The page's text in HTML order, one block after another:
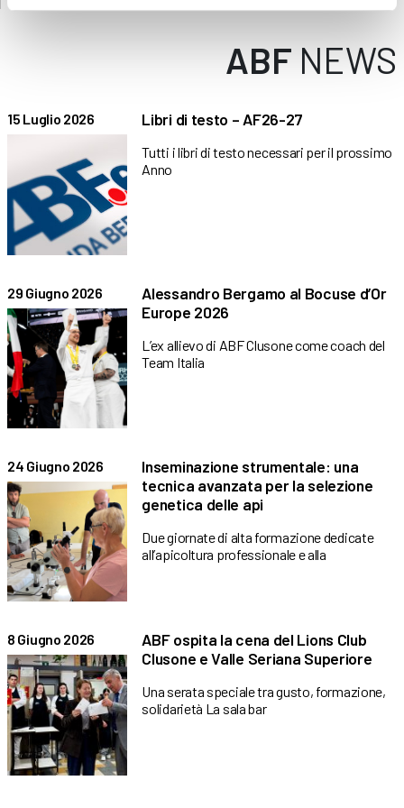
ABF NEWS
15 Luglio 2026 Libri di testo – AF26-27
Tutti i libri di testo necessari per il prossimo
Anno
29 Giugno 2026
Alessandro Bergamo al Bocuse d’Or
Europe 2026
L’ex allievo di ABF Clusone come coach del
Team Italia
24 Giugno 2026
Inseminazione strumentale: una
tecnica avanzata per la selezione
genetica delle api
Due giornate di alta formazione dedicate
all’apicoltura professionale e alla
8 Giugno 2026
ABF ospita la cena del Lions Club
Clusone e Valle Seriana Superiore
Una serata speciale tra gusto, formazione,
solidarietà La sala bar